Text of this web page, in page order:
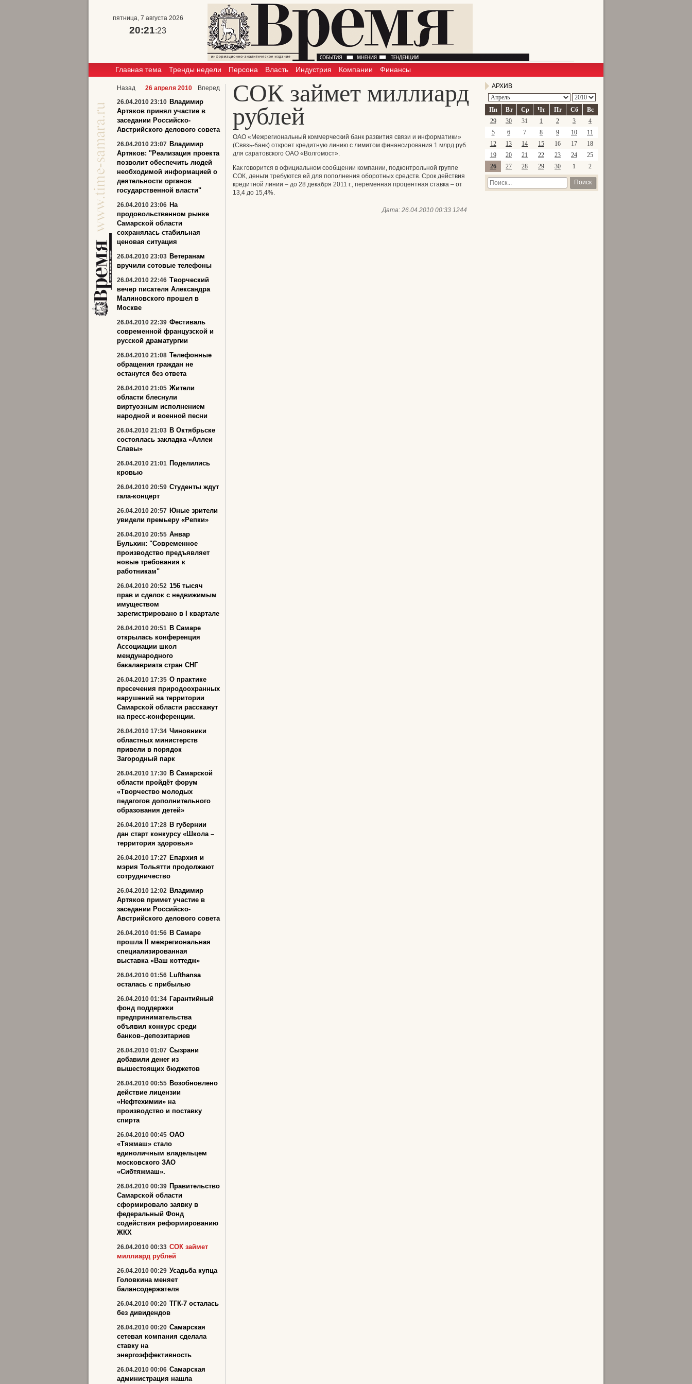
пятница, 7 августа 2026
20:21:24
Главная тема Тренды недели Персона Власть Индустрия Компании Финансы
СОК займет миллиард
рублей
ОАО «Межрегиональный коммерческий банк развития связи и информатики»
(Связь-банк) откроет кредитную линию с лимитом финансирования 1 млрд руб.
для саратовского ОАО «Волгомост».
Как говорится в официальном сообщении компании, подконтрольной группе
СОК, деньги требуются ей для пополнения оборотных средств. Срок действия
кредитной линии – до 28 декабря 2011 г., переменная процентная ставка – от
13,4 до 15,4%.
Дата: 26.04.2010 00:33 1244
Назад 26 апреля 2010
Вперед
26.04.2010 23:10 Владимир
Артяков принял участие в
заседании Российско-
Австрийского делового совета
26.04.2010 23:07 Владимир
Артяков: "Реализация проекта
позволит обеспечить людей
необходимой информацией о
деятельности органов
государственной власти"
26.04.2010 23:06 На
продовольственном рынке
Самарской области
сохранялась стабильная
ценовая ситуация
26.04.2010 23:03 Ветеранам
вручили сотовые телефоны
26.04.2010 22:46 Творческий
вечер писателя Александра
Малиновского прошел в
Москве
26.04.2010 22:39 Фестиваль
современной французской и
русской драматургии
26.04.2010 21:08 Телефонные
обращения граждан не
останутся без ответа
26.04.2010 21:05 Жители
области блеснули
виртуозным исполнением
народной и военной песни
26.04.2010 21:03 В Октябрьске
состоялась закладка «Аллеи
Славы»
26.04.2010 21:01 Поделились
кровью
26.04.2010 20:59 Студенты ждут
гала-концерт
26.04.2010 20:57 Юные зрители
увидели премьеру «Репки»
26.04.2010 20:55 Анвар
Бульхин: "Современное
производство предъявляет
новые требования к
работникам"
26.04.2010 20:52 156 тысяч
прав и сделок с недвижимым
имуществом
зарегистрировано в I квартале
26.04.2010 20:51 В Самаре
открылась конференция
Ассоциации школ
международного
бакалавриата стран СНГ
26.04.2010 17:35 О практике
пресечения природоохранных
нарушений на территории
Самарской области расскажут
на пресс-конференции.
26.04.2010 17:34 Чиновники
областных министерств
привели в порядок
Загородный парк
26.04.2010 17:30 В Самарской
области пройдёт форум
«Творчество молодых
педагогов дополнительного
образования детей»
26.04.2010 17:28 В губернии
дан старт конкурсу «Школа –
территория здоровья»
26.04.2010 17:27 Епархия и
мэрия Тольятти продолжают
сотрудничество
26.04.2010 12:02 Владимир
Артяков примет участие в
заседании Российско-
Австрийского делового совета
26.04.2010 01:56 В Самаре
прошла II межрегиональная
специализированная
выставка «Ваш коттедж»
26.04.2010 01:56 Lufthansa
осталась с прибылью
26.04.2010 01:34 Гарантийный
фонд поддержки
предпринимательства
объявил конкурс среди
банков–депозитариев
26.04.2010 01:07 Сызрани
добавили денег из
вышестоящих бюджетов
26.04.2010 00:55 Возобновлено
действие лицензии
«Нефтехимии» на
производство и поставку
спирта
26.04.2010 00:45 ОАО
«Тяжмаш» стало
единоличным владельцем
московского ЗАО
«Сибтяжмаш».
26.04.2010 00:39 Правительство
Самарской области
сформировало заявку в
федеральный Фонд
содействия реформированию
ЖКХ
26.04.2010 00:33 СОК займет
миллиард рублей
26.04.2010 00:29 Усадьба купца
Головкина меняет
балансодержателя
26.04.2010 00:20 ТГК-7 осталась
без дивидендов
26.04.2010 00:20 Самарская
сетевая компания сделала
ставку на
энергоэффективность
26.04.2010 00:06 Самарская
администрация нашла
АРХИВ
Пн Вт Ср Чт Пт Сб
Вс
29
30 31 1 2 3
4
5
6 7 8 9 10
11
12
13 14 15 16 17
18
19
20 21 22 23 24
25
26
27 28 29 30 1 2
Поиск